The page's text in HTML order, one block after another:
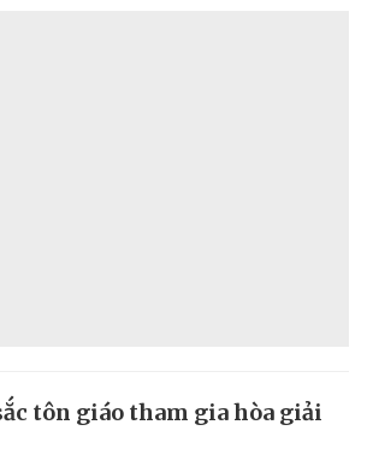
tôn giáo tham gia hòa giải